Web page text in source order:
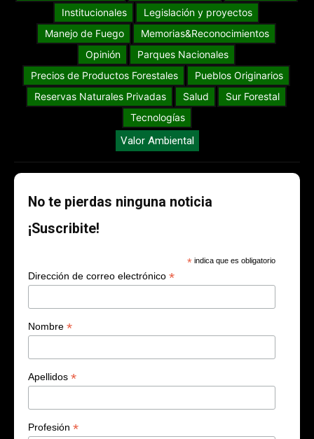
Institucionales
Legislación y proyectos
Manejo de Fuego
Memorias&Reconocimientos
Opinión
Parques Nacionales
Precios de Productos Forestales
Pueblos Originarios
Reservas Naturales Privadas
Salud
Sur Forestal
Tecnologías
Valor Ambiental
No te pierdas ninguna noticia
¡Suscribite!
* indica que es obligatorio
Dirección de correo electrónico *
Nombre *
Apellidos *
Profesión *